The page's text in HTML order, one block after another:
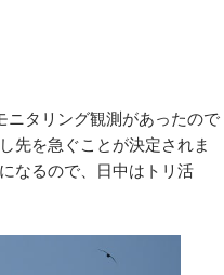
ニタリング観測があったので
先を急ぐことが決定されま
なるので、日中はトリ活